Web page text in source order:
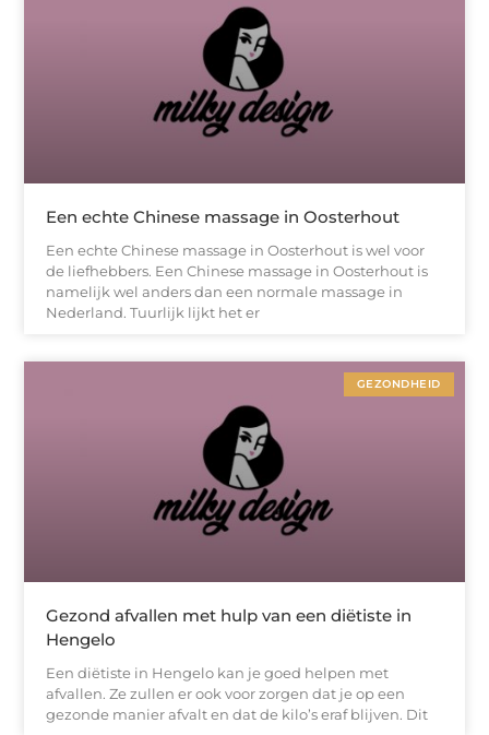
Een echte Chinese massage in Oosterhout
Een echte Chinese massage in Oosterhout is wel voor
de liefhebbers. Een Chinese massage in Oosterhout is
namelijk wel anders dan een normale massage in
Nederland. Tuurlijk lijkt het er
GEZONDHEID
Gezond afvallen met hulp van een diëtiste in
Hengelo
Een diëtiste in Hengelo kan je goed helpen met
afvallen. Ze zullen er ook voor zorgen dat je op een
gezonde manier afvalt en dat de kilo’s eraf blijven. Dit